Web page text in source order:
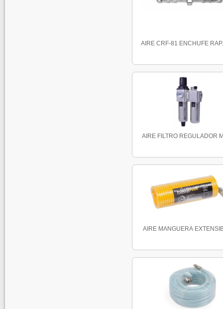
AIRE CRF-81 ENCHUFE
AIRE FILTRO REGULADOR
AIRE MANGUERA